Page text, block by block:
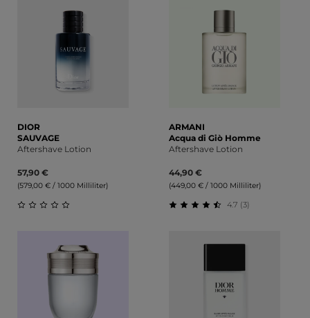
DIOR
SAUVAGE
Aftershave Lotion
57,90 €
(579,00 € / 1000 Milliliter)
ARMANI
Acqua di Giò Homme
Aftershave Lotion
44,90 €
(449,00 € / 1000 Milliliter)
4.7 (3)